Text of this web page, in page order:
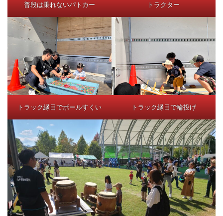
普段は乗れないパトカー トラクター
トラック縁日でボールすくい トラック縁日で輪投げ